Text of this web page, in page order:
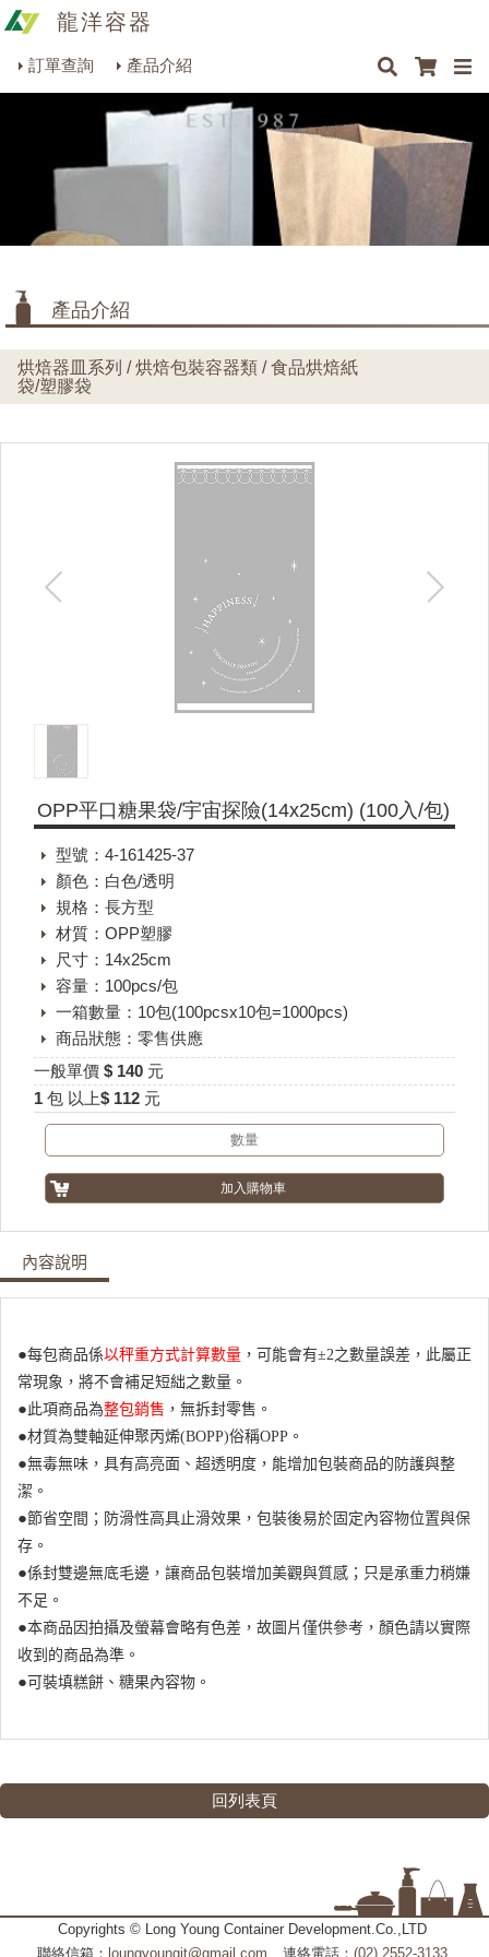
龍洋容器
訂單查詢
產品介紹
商品搜尋
包裝材料系列
烘焙器皿系列
餐飲器具系列
生活雜貨系列
美容用品系列
最新消息 聯絡我們
產品介紹
烘焙器皿系列 / 烘焙包裝容器類 / 食品烘焙紙
袋/塑膠袋
OPP平口糖果袋/宇宙探險(14x25cm) (100入/包)
型號：4-161425-37
顏色：白色/透明
規格：長方型
材質：OPP塑膠
尺寸：14x25cm
容量：100pcs/包
一箱數量：10包(100pcsx10包=1000pcs)
商品狀態：零售供應
一般單價 $ 140 元
1 包 以上$ 112 元
內容說明
●每包商品係以秤重方式計算數量 ，可能會有±2之數量誤差，此屬正
常現象，將不會補足短絀之數量。
●此項商品為整包銷售 ，無拆封零售。
●材質為雙軸延伸聚丙烯(BOPP)俗稱OPP。
●無毒無味，具有高亮面、超透明度，能增加包裝商品的防護與整
潔。
●節省空間；防滑性高具止滑效果，包裝後易於固定內容物位置與保
存。
●係封雙邊無底毛邊，讓商品包裝增加美觀與質感；只是承重力稍嫌
不足。
●本商品因拍攝及螢幕會略有色差，故圖片僅供參考，顏色請以實際
收到的商品為準。
● 可裝填糕餅、糖果內容物。
回列表頁
Copyrights © Long Young Container Development.Co.,LTD
聯絡信箱： loungyoungit@gmail.com 連絡電話： (02) 2552-3133